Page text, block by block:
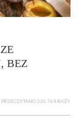
BEZ
PRZECZYTANO 226 764 RAZY